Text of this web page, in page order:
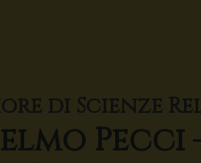
di Scienze
Pecci